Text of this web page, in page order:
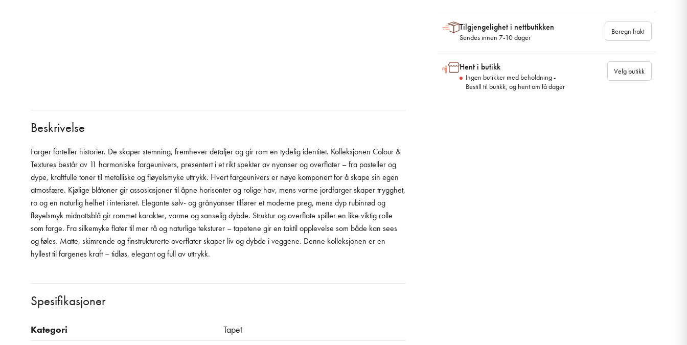
Tilgjengelighet i nettbutikken
Sendes innen 7-10 dager
Beregn frakt
Hent i butikk
Ingen butikker med beholdning -
Bestill til butikk, og hent om få dager
Velg butikk
Beskrivelse
Farger forteller historier. De skaper stemning, fremhever detaljer og gir rom en tydelig identitet. Kolleksjonen Colour &
Textures består av 11 harmoniske fargeunivers, presentert i et rikt spekter av nyanser og overflater – fra pasteller og
dype, kraftfulle toner til metalliske og fløyelsmyke uttrykk. Hvert fargeunivers er nøye komponert for å skape sin egen
atmosfære. Kjølige blåtoner gir assosiasjoner til åpne horisonter og rolige hav, mens varme jordfarger skaper trygghet,
ro og en naturlig helhet i interiøret. Elegante sølv- og grånyanser tilfører et moderne preg, mens dyp rubinrød og
fløyelsmyk midnattsblå gir rommet karakter, varme og sanselig dybde. Struktur og overflate spiller en like viktig rolle
som farge. Fra silkemyke flater til mer rå og naturlige teksturer – tapetene gir en taktil opplevelse som både kan sees
og føles. Matte, skimrende og finstrukturerte overflater skaper liv og dybde i veggene. Denne kolleksjonen er en
hyllest til fargenes kraft – tidløs, elegant og full av uttrykk.
Spesifikasjoner
Kategori
Tapet